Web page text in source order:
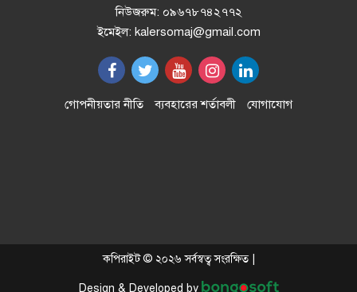
ইলিয়াস আলী গুম: নতুন মামলা হিসেবে
তদন্তের সিদ্ধান্ত ট্রাইব্যুনালের
প্রথম শ্রেণিতে ভর্তি লটারিতে, পরীক্ষা হবে
দ্বিতীয় থেকে নবম শ্রেণিতে
২–৩ দিনের মধ্যে গ্যাস সরবরাহ
স্বাভাবিক হবে: জ্বালানিমন্ত্রী
নিউজরুম: ০৯৬৭৮৭৪২৭৭২
ইমেইল: kalersomaj@gmail.com
গোপনীয়তার নীতি ব্যবহারের শর্তাবলী যোগাযোগ
কপিরাইট © ২০২৬ সর্বস্বত্ব সংরক্ষিত |
Design & Developed by